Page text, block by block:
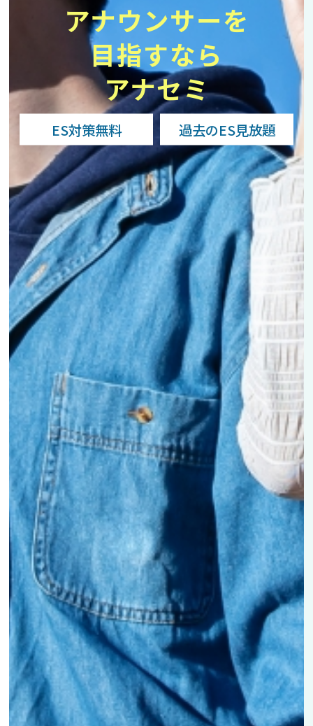
アナウンサーを
目指すなら
アナセミ
ES対策無料 過去のES見放題